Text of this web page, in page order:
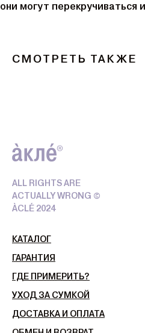
они могут перекручиваться
СМОТРЕТЬ ТАКЖЕ
ALL RIGHTS ARE
ACTUALLY WRONG ©
ÀCLÉ 2024
КАТАЛОГ
ГАРАНТИЯ
ГДЕ ПРИМЕРИТЬ?
УХОД ЗА СУМКОЙ
ДОСТАВКА И ОПЛАТА